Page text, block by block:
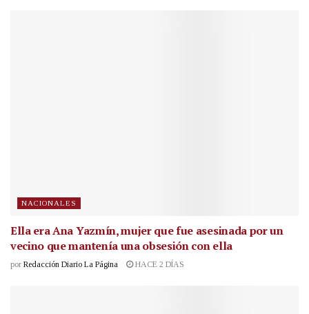
NACIONALES
Ella era Ana Yazmín, mujer que fue asesinada por un
vecino que mantenía una obsesión con ella
por Redacción Diario La Página HACE 2 DÍAS